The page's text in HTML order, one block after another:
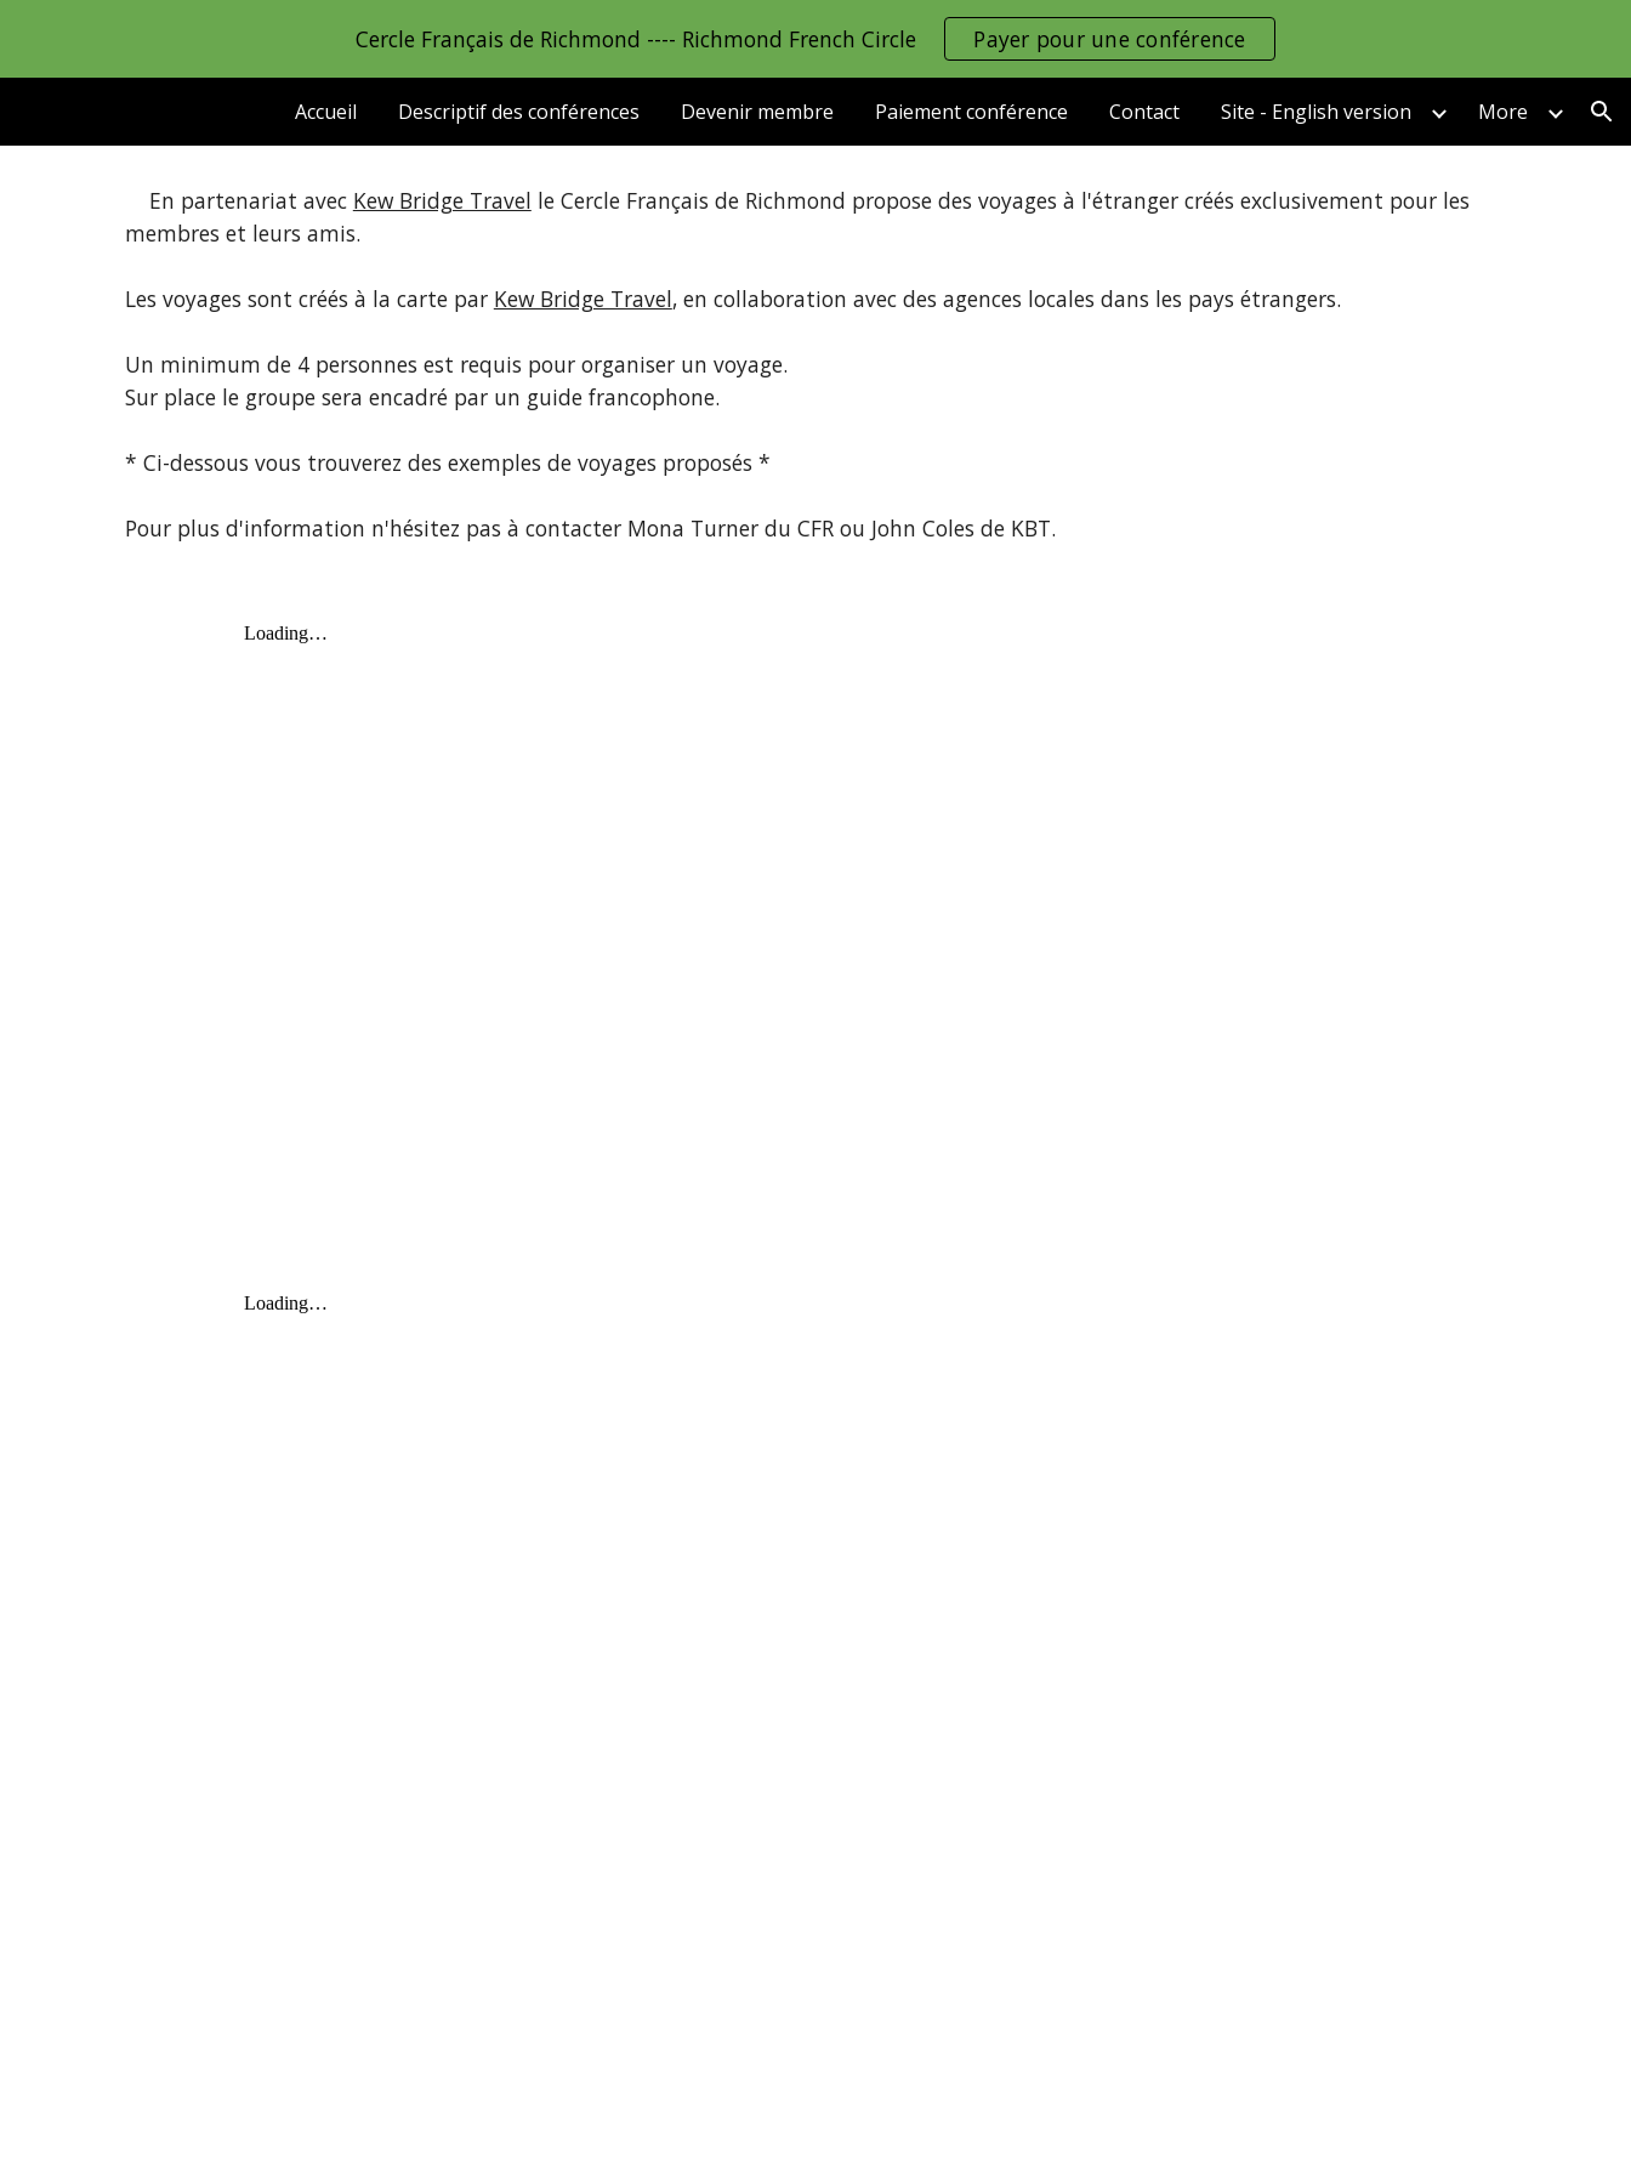
Skip to main content Skip to navigation
Cercle Français de Richmond ---- Richmond French Circle Payer pour une conférence
Accueil Descriptif des conférences Devenir membre Paiement conférence Contact Site - English version More
En partenariat avec Kew Bridge Travel le Cercle Français de Richmond propose des voyages à l'étranger créés exclusivement pour les
membres et leurs amis.
Les voyages sont créés à la carte par Kew Bridge Travel, en collaboration avec des agences locales dans les pays étrangers.
Un minimum de 4 personnes est requis pour organiser un voyage.
Sur place le groupe sera encadré par un guide francophone.
* Ci-dessous vous trouverez des exemples de voyages proposés *
Pour plus d'information n'hésitez pas à contacter Mona Turner du CFR ou John Coles de KBT.